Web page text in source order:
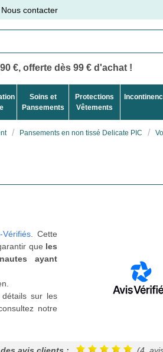
Nous contacter
€, offerte dès 99 € d'achat !
Soins et
Pansements
Protections
Vêtements
Pansements en non tissé Delicate PIC
Vérifiés. Cette
que les
ayant
sur les
notre
avis clients : (4